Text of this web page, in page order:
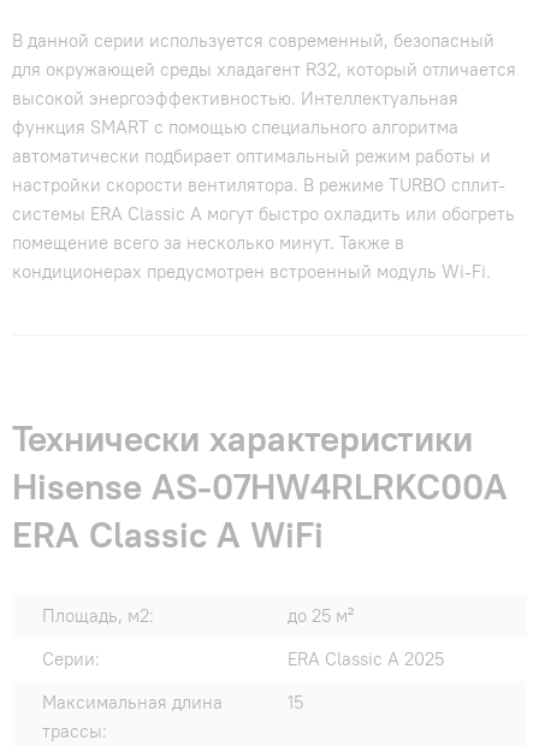
В данной серии используется современный, безопасный
для окружающей среды хладагент R32, который отличается
высокой энергоэффективностью. Интеллектуальная
функция SMART с помощью специального алгоритма
автоматически подбирает оптимальный режим работы и
настройки скорости вентилятора. В режиме TURBO сплит-
системы ERA Classic A могут быстро охладить или обогреть
помещение всего за несколько минут. Также в
кондиционерах предусмотрен встроенный модуль Wi-Fi.
Технически характеристики
Hisense AS-07HW4RLRKC00A
ERA Classic A WiFi
Площадь, м2:
до 25 м²
Серии:
ERA Classic A 2025
Максимальная длина
трассы:
15